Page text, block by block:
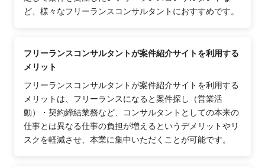
ど、様々なフリーランスコンサルタントにおすすめです。
フリーランスコンサルタントが案件紹介サイトを利用する
メリット
フリーランスコンサルタントが案件紹介サイトを利用する
メリットは、フリーランスになると案件探し（営業活
動）・契約締結業務など、コンサルタントとしての本来の
仕事とは異なる仕事の負担が増えるというデメリットやリ
スクを軽減させ、本業に集中いただくことが可能です。